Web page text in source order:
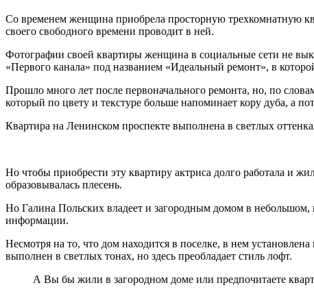
Со временем женщина приобрела просторную трехкомнатную
своего свободного времени проводит в ней.
Фотографии своей квартиры женщина в социальные сети не
«Первого канала» под названием «Идеальный ремонт», в
Прошло много лет после первоначального ремонта, но, по
который по цвету и текстуре больше напоминает кору дуба, а
Квартира на Ленинском проспекте выполнена в светлых
Но чтобы приобрести эту квартиру актриса долго работала и
образовывалась плесень.
Но Галина Польских владеет и загородным домом в небольшом,
информации.
Несмотря на то, что дом находится в поселке, в нем
выполнен в светлых тонах, но здесь преобладает стиль лофт.
А Вы бы жили в загородном доме или предпочитаете